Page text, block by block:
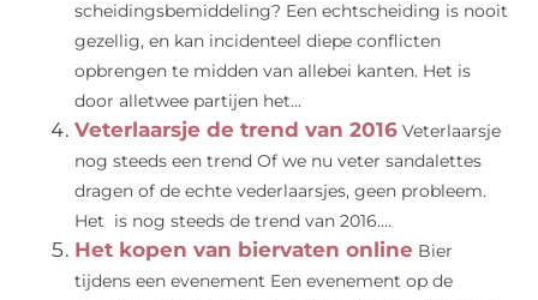
scheidingsbemiddeling? Een echtscheiding is nooit
gezellig, en kan incidenteel diepe conflicten
opbrengen te midden van allebei kanten. Het is
door alletwee partijen het...
Veterlaarsje de trend van 2016 Veterlaarsje
nog steeds een trend Of we nu veter sandalettes
dragen of de echte vederlaarsjes, geen probleem.
Het is nog steeds de trend van 2016....
Het kopen van biervaten online Bier
tijdens een evenement Een evenement op de